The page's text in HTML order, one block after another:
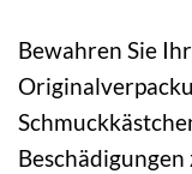
Bewahren Sie
Beschädigungen